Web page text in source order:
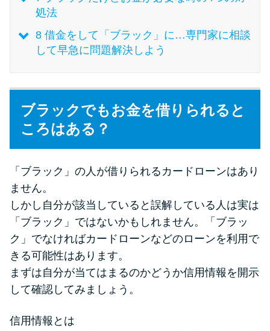
処法3つ
街金とは？絶対審査通る？借金
に悩む人へ街金をおすすめしな
い理由
質屋でお金を借りるには？年利
やシステムをカードローンと比
較
未成年でもお金を借りられる？
学生がお金を借りる方法があ
処法
8借金をして「ブラック」に…専門家に相談
して早急に問題解決しよう
ブラックでもお金を借りられると
ころはある？
「ブラック」の人が借りられるカードローンはあり
ません。
しかし自分が該当していると誤解している人は実は
「ブラック」ではないかもしれません。「ブラッ
ク」でなければカードローンなどのローンを利用で
きる可能性はあります。
まずは自分が当てはまるのかどうか信用情報を開示
して確認してみましょう。
信用情報とは